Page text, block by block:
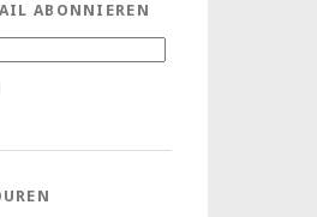
ABONNIEREN